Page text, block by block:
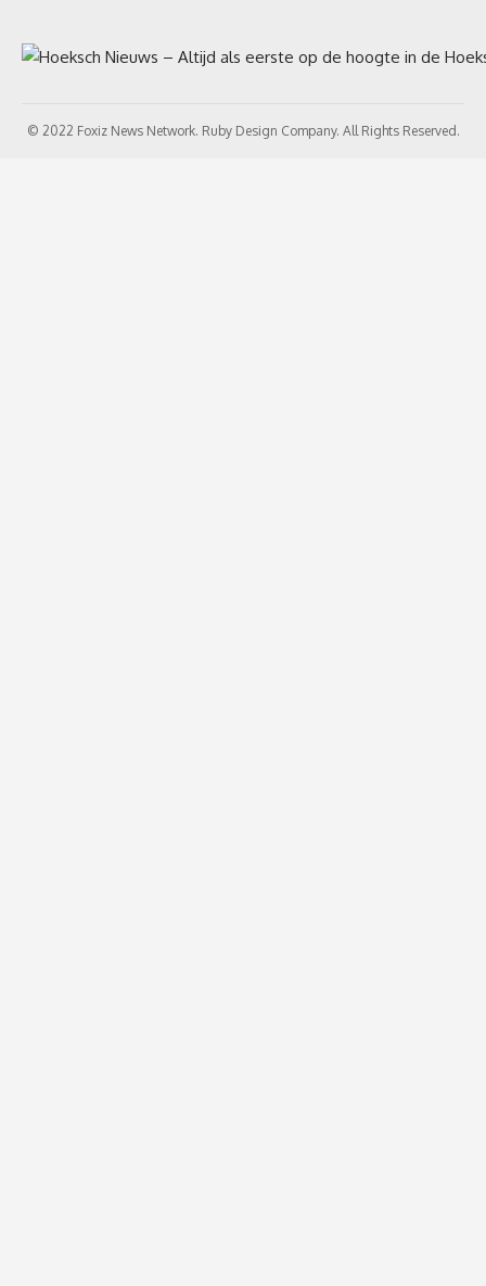
© 2022 Foxiz News Network. Ruby Design Company. All Rights Reserved.